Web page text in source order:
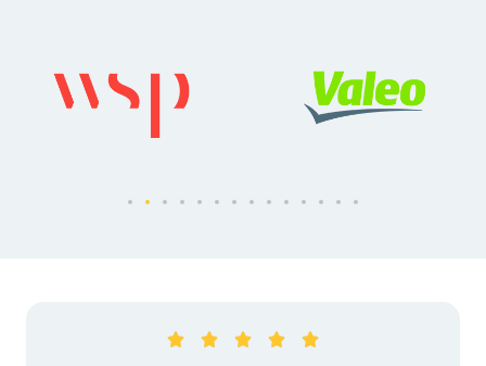
    